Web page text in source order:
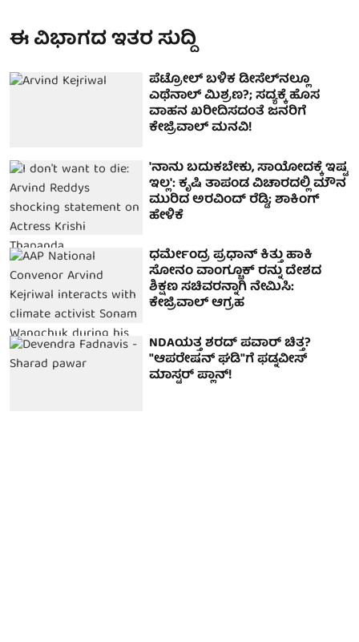
ಈ ವಿಭಾಗದ ಇತರ ಸುದ್ದಿ
ಪೆಟ್ರೋಲ್ ಬಳಿಕ ಡೀಸೆಲ್‌ನಲ್ಲೂ
ಎಥೆನಾಲ್ ಮಿಶ್ರಣ?; ಸದ್ಯಕ್ಕೆ ಹೊಸ
ವಾಹನ ಖರೀದಿಸದಂತೆ ಜನರಿಗೆ
ಕೇಜ್ರಿವಾಲ್ ಮನವಿ!
'ನಾನು ಬದುಕಬೇಕು, ಸಾಯೋದಕ್ಕೆ ಇಷ್ಟ
ಇಲ್ಲ': ಕೃಷಿ ತಾಪಂಡ ವಿಚಾರದಲ್ಲಿ ಮೌನ
ಮುರಿದ ಅರವಿಂದ್ ರೆಡ್ಡಿ; ಶಾಕಿಂಗ್
ಹೇಳಿಕೆ
ಧರ್ಮೇಂದ್ರ ಪ್ರಧಾನ್ ಕಿತ್ತು ಹಾಕಿ
ಸೋನಂ ವಾಂಗ್ಚೂಕ್‌ ರನ್ನು ದೇಶದ
ಶಿಕ್ಷಣ ಸಚಿವರನ್ನಾಗಿ ನೇಮಿಸಿ:
ಕೇಜ್ರಿವಾಲ್ ಆಗ್ರಹ
NDAಯತ್ತ ಶರದ್ ಪವಾರ್ ಚಿತ್ತ?
"ಆಪರೇಷನ್ ಘಡಿ"ಗೆ ಫಡ್ನವೀಸ್
ಮಾಸ್ಟರ್ ಪ್ಲಾನ್!